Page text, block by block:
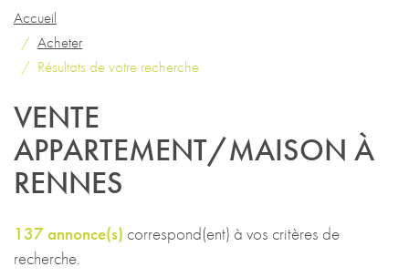
Accueil
Acheter
Résultats de votre recherche
VENTE
APPARTEMENT/MAISON À
RENNES
137 annonce(s) correspond(ent) à vos critères de
recherche.